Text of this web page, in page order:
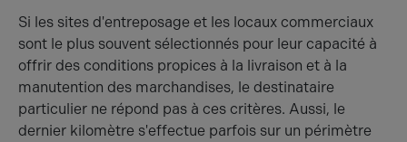
Si les sites d'entreposage et les locaux commerciaux
sont le plus souvent sélectionnés pour leur capacité à
offrir des conditions propices à la livraison et à la
manutention des marchandises, le destinataire
particulier ne répond pas à ces critères. Aussi, le
dernier kilomètre s'effectue parfois sur un périmètre